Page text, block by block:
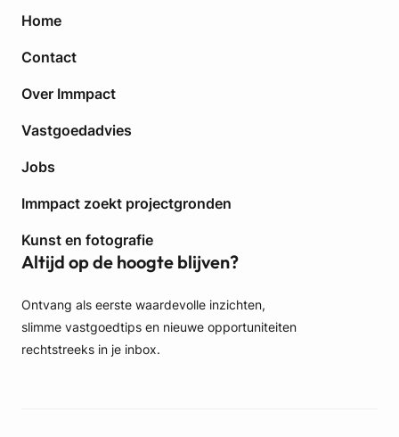
p
n
i
t
A
a
h
a
B
e
r
Home
Contact
Over Immpact
Vastgoedadvies
Jobs
Immpact zoekt projectgronden
Kunst en fotografie
Altijd op de hoogte blijven?
Ontvang als eerste waardevolle inzichten,
slimme vastgoedtips en nieuwe opportuniteiten
rechtstreeks in je inbox.